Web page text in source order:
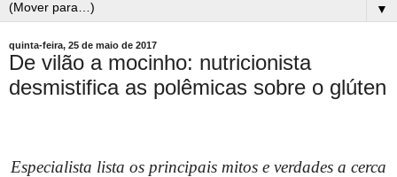
▼
quinta-feira, 25 de maio de 2017
De vilão a mocinho: nutricionista
desmistifica as polêmicas sobre o glúten
Especialista lista os principais mitos e verdades a cerca